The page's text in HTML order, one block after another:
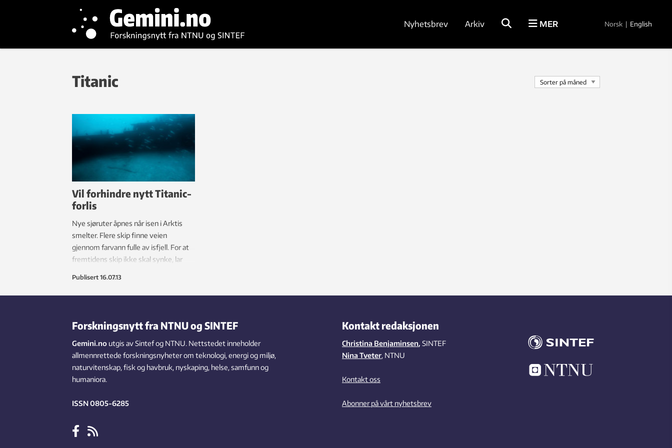
Nyhetsbrev Arkiv MER Norsk | English
Titanic
Vil forhindre nytt Titanic-
forlis
Nye sjøruter åpnes når isen i Arktis
smelter. Flere skip finne veien
gjennom farvann fulle av isfjell. For at
fremtidens skip ikke skal synke, lar
Publisert 16.07.13
Forskningsnytt fra NTNU og SINTEF
Gemini.no utgis av Sintef og NTNU. Nettstedet inneholder
allmennrettede forskningsnyheter om teknologi, energi og miljø,
naturvitenskap, fisk og havbruk, nyskaping, helse, samfunn og
humaniora.
ISSN 0805-6285
Kontakt redaksjonen
Christina Benjaminsen, SINTEF
Nina Tveter, NTNU
Kontakt oss
Abonner på vårt nyhetsbrev